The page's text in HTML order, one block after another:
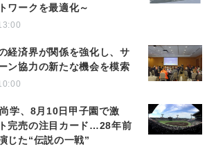
ワークを最適化～
経済界が関係を強化し、サ
ン協力の新たな機会を模索
学、8月10日甲子園で激
完売の注目カード…28年前
じた“伝説の一戦”